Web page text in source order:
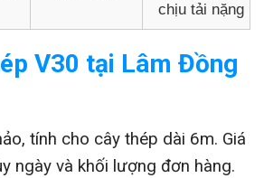
chịu tải nặng
V30 tại Lâm Đồng
tính cho cây thép dài 6m. Giá
ngày và khối lượng đơn hàng.